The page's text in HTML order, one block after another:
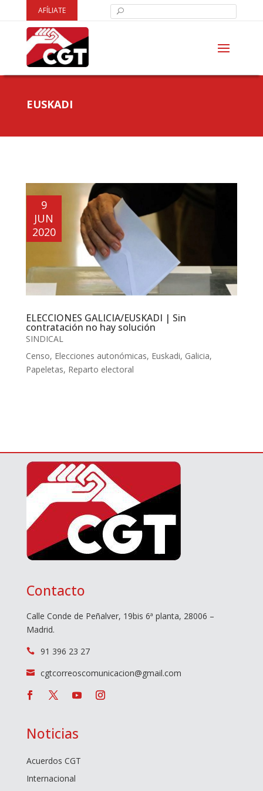
AFÍLIATE
EUSKADI
ELECCIONES GALICIA/EUSKADI | Sin
contratación no hay solución
9
JUN
2020
SINDICAL
Censo, Elecciones autonómicas, Euskadi, Galicia,
Papeletas, Reparto electoral
Contacto
Calle Conde de Peñalver, 19bis 6ª planta, 28006 –
Madrid.
 91 396 23 27
 cgtcorreoscomunicacion@gmail.com
Noticias
Acuerdos CGT
Internacional